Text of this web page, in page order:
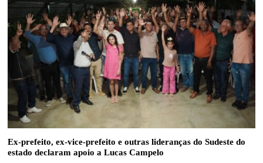
Ex-prefeito, ex-vice-prefeito e outras lideranças do Sudeste do
estado declaram apoio a Lucas Campelo